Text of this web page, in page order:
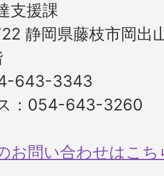
支援課
静岡県藤枝市岡出
643-3343
：054-643-3260
お問い合わせはこち